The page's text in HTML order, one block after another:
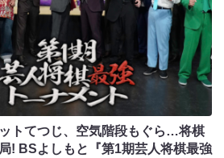
トてつじ、空気階段もぐら…将棋
! BSよしもと『第1期芸人将棋最強